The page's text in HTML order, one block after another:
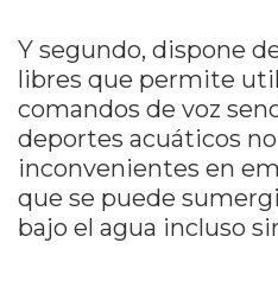
Y segundo, dispone
libres que permite
comandos de voz
deportes acuáticos
inconvenientes en
que se puede
bajo el agua incluso